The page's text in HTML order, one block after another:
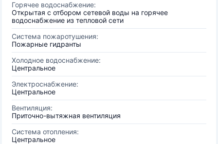
Горячее водоснабжение:
Открытая с отбором сетевой воды на горячее
водоснабжение из тепловой сети
Система пожаротушения:
Пожарные гидранты
Холодное водоснабжение:
Центральное
Электроснабжение:
Центральное
Вентиляция:
Приточно-вытяжная вентиляция
Система отопления:
Центральное